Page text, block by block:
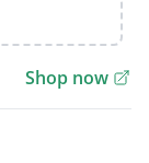
Shop now